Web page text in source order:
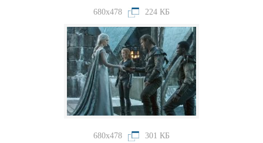
680x478 224 КБ
680x478 301 КБ